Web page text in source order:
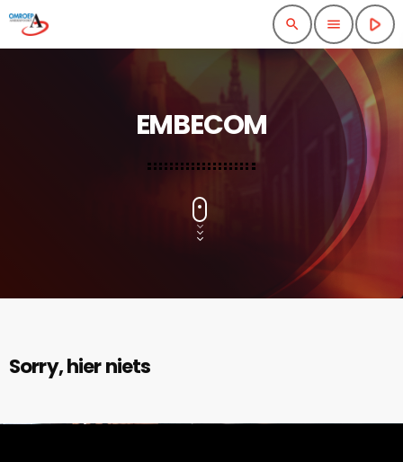
search menu play_arrow
EMBECOM
Sorry, hier niets